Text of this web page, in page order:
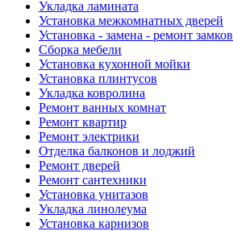
Укладка ламината
Установка межкомнатных дверей
Установка - замена - ремонт замков
Сборка мебели
Установка кухонной мойки
Установка плинтусов
Укладка ковролина
Ремонт ванных комнат
Ремонт квартир
Ремонт электрики
Отделка балконов и лоджий
Ремонт дверей
Ремонт сантехники
Установка унитазов
Укладка линолеума
Установка карнизов